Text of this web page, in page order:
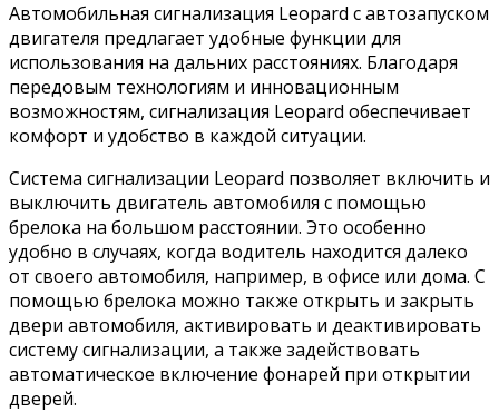
Автомобильная сигнализация Leopard с автозапуском
двигателя предлагает удобные функции для
использования на дальних расстояниях. Благодаря
передовым технологиям и инновационным
возможностям, сигнализация Leopard обеспечивает
комфорт и удобство в каждой ситуации.
Система сигнализации Leopard позволяет включить и
выключить двигатель автомобиля с помощью
брелока на большом расстоянии. Это особенно
удобно в случаях, когда водитель находится далеко
от своего автомобиля, например, в офисе или дома. С
помощью брелока можно также открыть и закрыть
двери автомобиля, активировать и деактивировать
систему сигнализации, а также задействовать
автоматическое включение фонарей при открытии
дверей.